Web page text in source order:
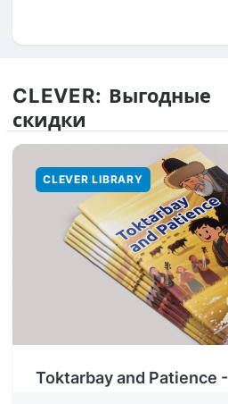
CLEVER: Выгодные
скидки
CLEVER LIBRARY
Toktarbay and Patience